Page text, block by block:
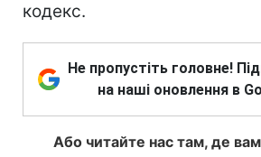
кодекс.
Не пропустіть головне!
на наші оновлення в
Або читайте нас там, де